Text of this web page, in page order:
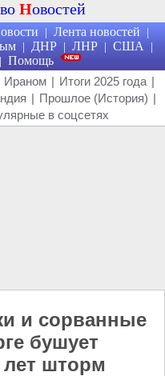
Новостей
| Лента новостей |
| ДНР | ЛНР | США |
| Помощь
Ираном | Итоги 2025 года |
| Прошлое (История) |
в соцсетях
и сорванные
бушует
шторм